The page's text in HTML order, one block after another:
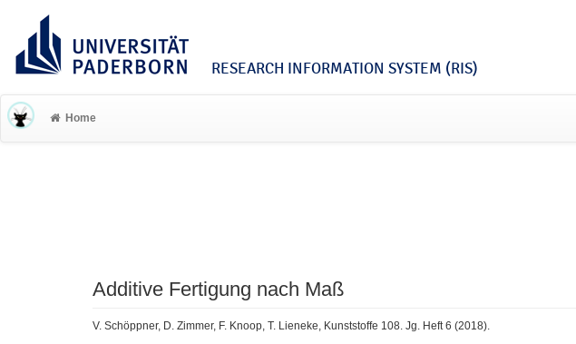
RESEARCH INFORMATION SYSTEM (RIS)
Home
Additive Fertigung nach Maß
V. Schöppner, D. Zimmer, F. Knoop, T. Lieneke, Kunststoffe 108. Jg. Heft 6 (2018).